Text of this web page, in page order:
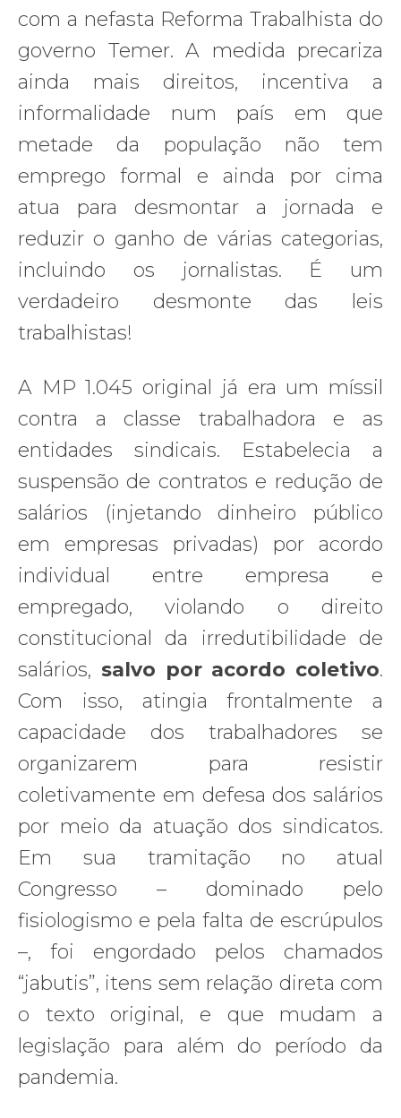
com a nefasta Reforma Trabalhista do
governo Temer. A medida precariza
ainda mais direitos, incentiva a
informalidade num país em que
metade da população não tem
emprego formal e ainda por cima
atua para desmontar a jornada e
reduzir o ganho de várias categorias,
incluindo os jornalistas. É um
verdadeiro desmonte das leis
trabalhistas!
A MP 1.045 original já era um míssil
contra a classe trabalhadora e as
entidades sindicais. Estabelecia a
suspensão de contratos e redução de
salários (injetando dinheiro público
em empresas privadas) por acordo
individual entre empresa e
empregado, violando o direito
constitucional da irredutibilidade de
salários, salvo por acordo coletivo.
Com isso, atingia frontalmente a
capacidade dos trabalhadores se
organizarem para resistir
coletivamente em defesa dos salários
por meio da atuação dos sindicatos.
Em sua tramitação no atual
Congresso – dominado pelo
fisiologismo e pela falta de escrúpulos
–, foi engordado pelos chamados
“jabutis”, itens sem relação direta com
o texto original, e que mudam a
legislação para além do período da
pandemia.